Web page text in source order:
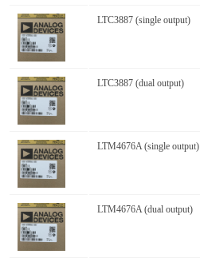
LTC3887 (single output)
LTC3887 (dual output)
LTM4676A (single output)
LTM4676A (dual output)